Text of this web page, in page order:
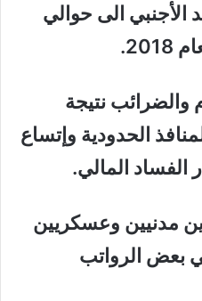
الأجنبي الى حوالي
نتيجة
الحدودية وإتساع
الفساد المالي.
مدنيين وعسكريين
بعض الرواتب